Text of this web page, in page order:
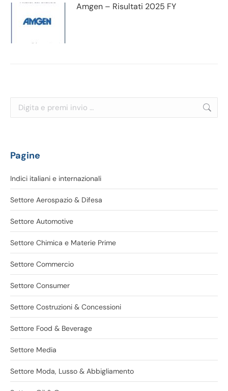
Amgen – Risultati 2025 FY
Cerca:
Pagine
Indici italiani e internazionali
Settore Aerospazio & Difesa
Settore Automotive
Settore Chimica e Materie Prime
Settore Commercio
Settore Consumer
Settore Costruzioni & Concessioni
Settore Food & Beverage
Settore Media
Settore Moda, Lusso & Abbigliamento